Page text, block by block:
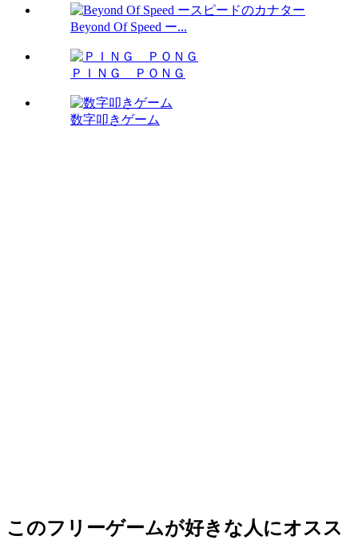
Beyond Of Speed ー...
ＰＩＮＧ ＰＯＮＧ
数字叩きゲーム
このフリーゲームが好きな人にオスス